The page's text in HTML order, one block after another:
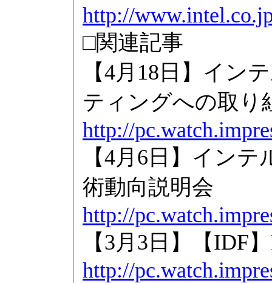
http://
□関連記事
【4月18日】イン
ティングへの取り
http://
【4月6日】イン
術動向説明会
http://
【3月3日】【IDF
http://